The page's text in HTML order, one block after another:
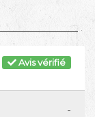
Avis vérifié
-